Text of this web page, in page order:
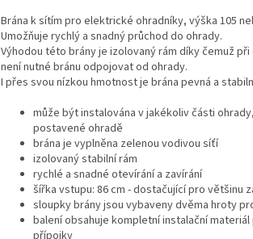
Brána k sítím pro elektrické ohradníky, výška 105
Umožňuje rychlý a snadný průchod do ohrady.
Výhodou této brány je izolovaný rám díky čemuž
není nutné bránu odpojovat od ohrady.
I přes svou nízkou hmotnost je brána pevná a
může být instalována v jakékoliv části
postavené ohradě
brána je vyplněna zelenou vodivou síťí
izolovaný stabilní rám
rychlé a snadné otevírání a zavírání
šířka vstupu: 86 cm - dostačující pro většinu
sloupky brány jsou vybaveny dvěma hroty
balení obsahuje kompletní instalační
přípojky